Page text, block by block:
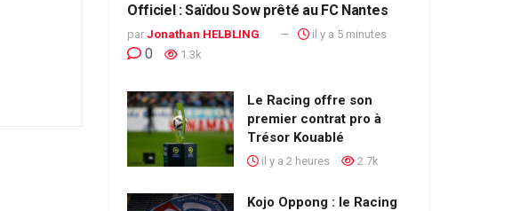
Officiel : Saïdou Sow prêté au FC Nantes
par Jonathan HELBLING il y a 5 minutes
0 1.3k
Le Racing offre son
premier contrat pro à
Trésor Kouablé
il y a 2 heures 2.7k
Kojo Oppong : le Racing